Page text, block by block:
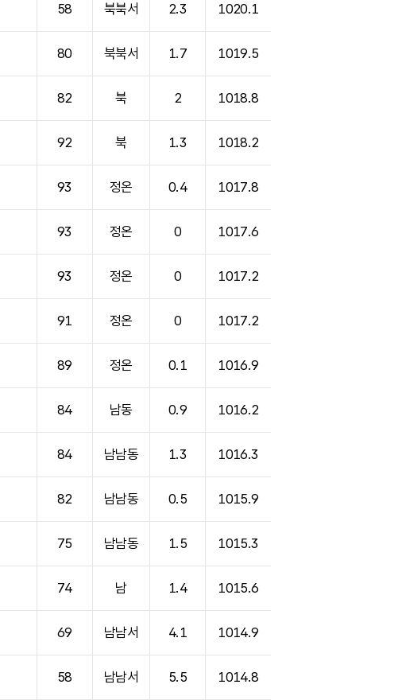
58 북북서 2.3 1020.1
80 북북서 1.7 1019.5
82 북 2 1018.8
92 북 1.3 1018.2
93 정온 0.4 1017.8
93 정온 0 1017.6
93 정온 0 1017.2
91 정온 0 1017.2
89 정온 0.1 1016.9
84 남동 0.9 1016.2
84 남남동 1.3 1016.3
82 남남동 0.5 1015.9
75 남남동 1.5 1015.3
74 남 1.4 1015.6
69 남남서 4.1 1014.9
58 남남서 5.5 1014.8